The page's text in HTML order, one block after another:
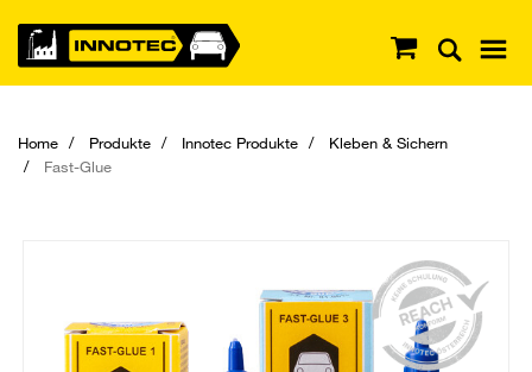
Home Produkte Innotec Produkte
Kleben & Sichern
Fast-Glue